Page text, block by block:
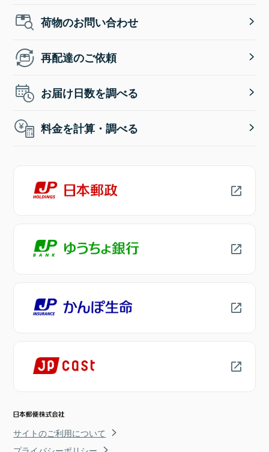
荷物のお問い合わせ
再配達のご依頼
お届け日数を調べる
料金を計算・調べる
サイトのご利用について